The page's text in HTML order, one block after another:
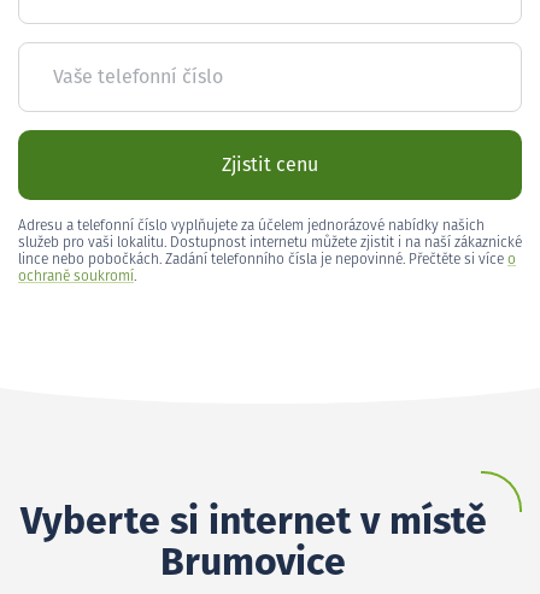
Vaše telefonní číslo
Zjistit cenu
Adresu a telefonní číslo vyplňujete za účelem jednorázové nabídky našich
služeb pro vaši lokalitu. Dostupnost internetu můžete zjistit i na naší zákaznické
lince nebo pobočkách. Zadání telefonního čísla je nepovinné. Přečtěte si více o
ochraně soukromí.
Vyberte si internet v místě
Brumovice